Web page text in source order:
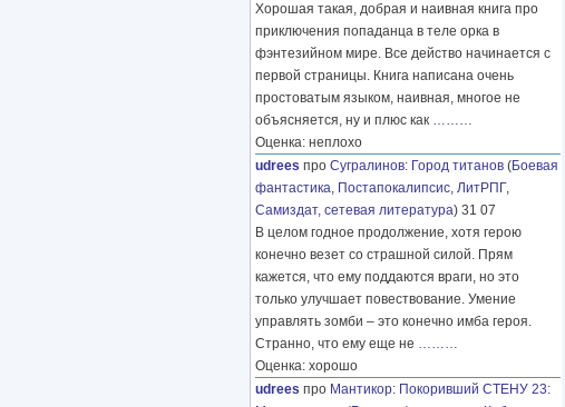
Хорошая такая, добрая и наивная книга про
приключения попаданца в теле орка в
фэнтезийном мире. Все действо начинается с
первой страницы. Книга написана очень
простоватым языком, наивная, многое не
объясняется, ну и плюс как ………
Оценка: неплохо
udrees про Сугралинов: Город титанов (Боевая
фантастика, Постапокалипсис, ЛитРПГ,
Самиздат, сетевая литература) 31 07
В целом годное продолжение, хотя герою
конечно везет со страшной силой. Прям
кажется, что ему поддаются враги, но это
только улучшает повествование. Умение
управлять зомби – это конечно имба героя.
Странно, что ему еще не ………
Оценка: хорошо
udrees про Мантикор: Покоривший СТЕНУ 23: